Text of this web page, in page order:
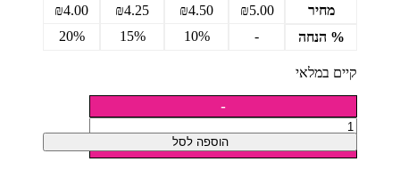
מחיר
₪5.00
₪4.50
₪4.25
₪4.00
% הנחה
-
10%
15%
20%
קיים במלאי
הוספה לסל